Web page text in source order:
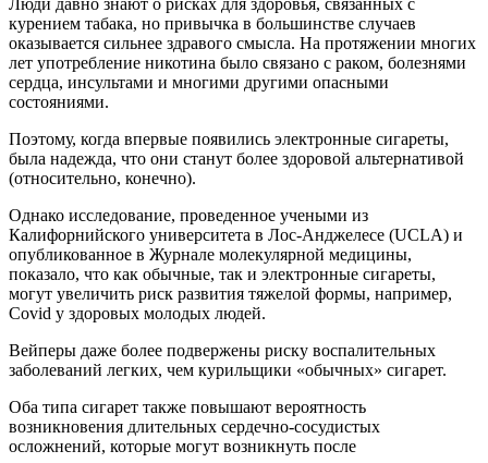
курением табака, но привычка в большинстве случаев
оказывается сильнее здравого смысла. На протяжении многих
лет употребление никотина было связано с раком, болезнями
сердца, инсультами и многими другими опасными
состояниями.
Поэтому, когда впервые появились электронные сигареты,
была надежда, что они станут более здоровой альтернативой
(относительно, конечно).
Однако исследование, проведенное учеными из
Калифорнийского университета в Лос-Анджелесе (UCLA) и
опубликованное в Журнале молекулярной медицины,
показало, что как обычные, так и электронные сигареты,
могут увеличить риск развития тяжелой формы, например,
Covid у здоровых молодых людей.
Вейперы даже более подвержены риску воспалительных
заболеваний легких, чем курильщики «обычных» сигарет.
Оба типа сигарет также повышают вероятность
возникновения длительных сердечно-сосудистых
осложнений, которые могут возникнуть после